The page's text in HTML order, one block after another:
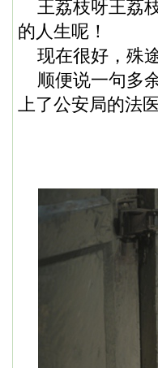
王荔枝呀王荔
的人生呢！
现在很好，殊
顺便说一句多
上了公安局的法医